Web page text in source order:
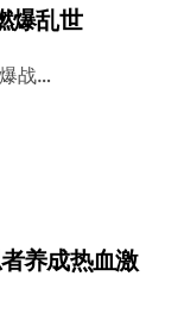
爆乱世
战…
养成热血激